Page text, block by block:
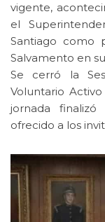
vigente,
el
Santiago como
Salvamento en
Se cerró la
Voluntario
jornada
ofrecido a los